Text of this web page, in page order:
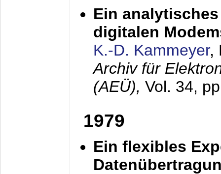
Ein
digitalen
K.-D. Kammeyer,
Archiv für
(AEÜ), Vol. 34,
1979
Ein flexibles